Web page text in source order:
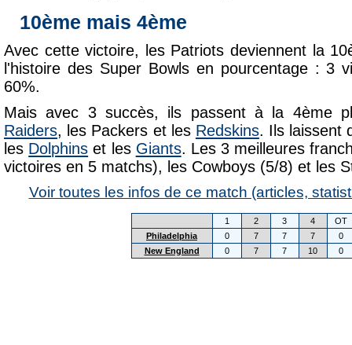
10ème mais 4ème
Avec cette victoire, les Patriots deviennent la
l'histoire des Super Bowls en pourcentage : 3
60%.
Mais avec 3 succès, ils passent à la 4ème
Raiders, les Packers et les Redskins. Ils laissent
les Dolphins et les Giants. Les 3 meilleures
victoires en 5 matchs), les Cowboys (5/8) et les
Voir toutes les infos de ce match (articles,
1 2 3 4
OT
Philadelphia
0 7 7 7
0
New England
0 7 7 10 0